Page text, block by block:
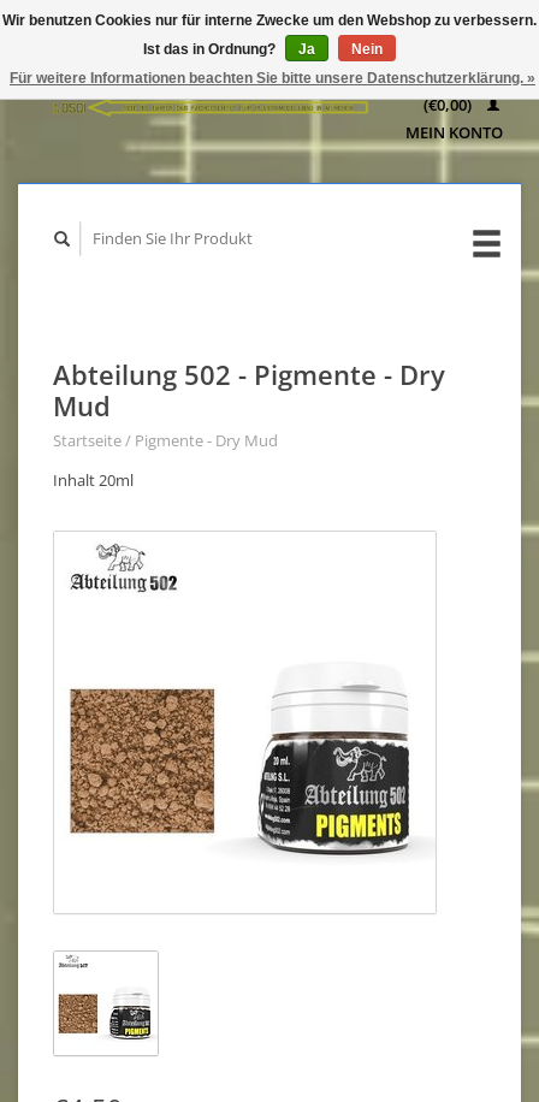
WARENKORB
(€0,00)
MEIN KONTO
Abteilung 502 - Pigmente - Dry
Mud
Startseite/ Pigmente - Dry Mud
Inhalt 20ml
Wir benutzen Cookies nur für interne Zwecke um den Webshop zu verbessern.
Ist das in Ordnung?
Ja
Nein
Für weitere Informationen beachten Sie bitte unsere Datenschutzerklärung. »